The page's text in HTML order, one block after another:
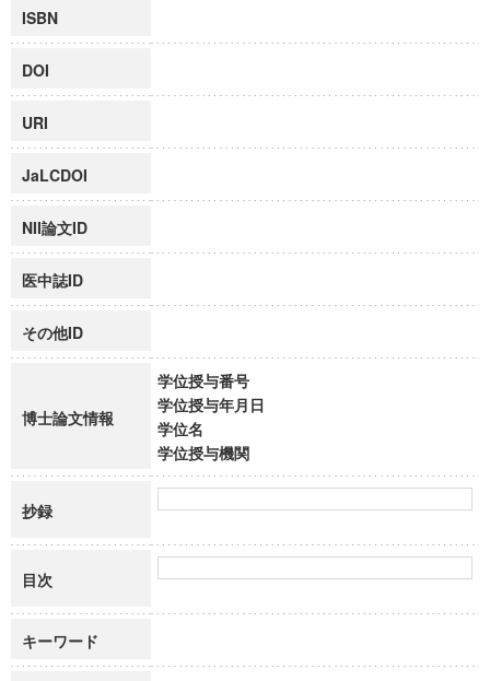
ISBN
DOI
URI
JaLCDOI
NII論文ID
医中誌ID
その他ID
博士論文情報
学位授与番号
学位授与年月日
学位名
学位授与機関
抄録
目次
キーワード